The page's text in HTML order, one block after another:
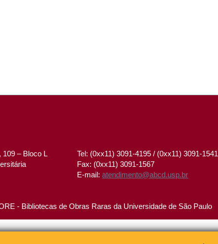
109 – Bloco L
Tel: (0xx11) 3091-4195 / (0xx11) 3091-1541
Fax: (0xx11) 3091-1567
E-mail:atendimento@abcd.usp.br
- Bibliotecas de Obras Raras da Universidade de São Paulo